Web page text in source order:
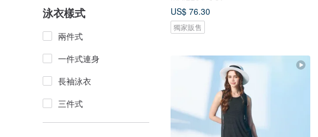
泳衣樣式
兩件式
一件式連身
長袖泳衣
三件式
US$ 76.30
獨家販售